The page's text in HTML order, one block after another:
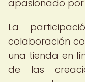
apasionado
La
colaboración
una tienda en
de las